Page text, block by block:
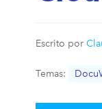
Escrito por
Temas: